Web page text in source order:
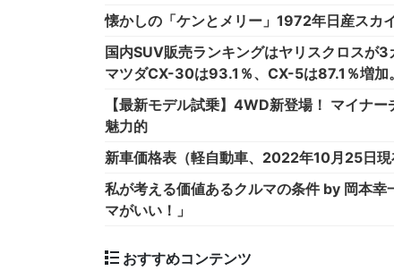
懐かしの「ケンとメリー」1972年日産スカ
国内SUV販売ランキングはヤリスクロスが
マツダCX-30は93.1％、CX-5は87.1％増加
【最新モデル試乗】4WD新登場！ マイナ
魅力的
新車価格表（軽自動車、2022年10月25日現
私が考える価値あるクルマの条件 by 岡本
マがいい！」
おすすめコンテンツ